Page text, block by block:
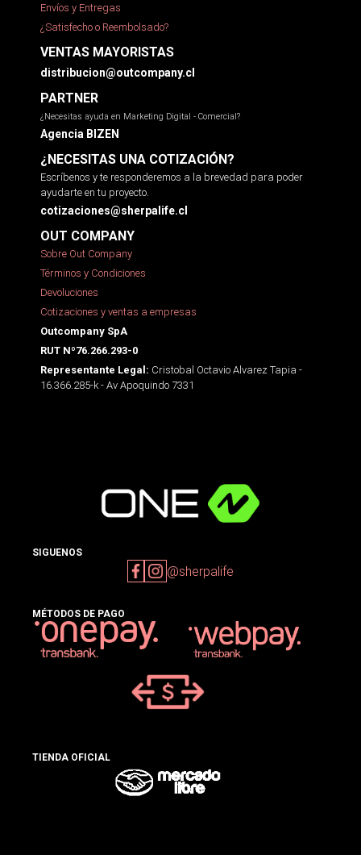
Envíos y Entregas
¿Satisfecho o Reembolsado?
VENTAS MAYORISTAS
distribucion@outcompany.cl
PARTNER
¿Necesitas ayuda en Marketing Digital - Comercial?
Agencia BIZEN
¿NECESITAS UNA COTIZACIÓN?
Escríbenos y te responderemos a la brevedad para poder
ayudarte en tu proyecto.
cotizaciones@sherpalife.cl
OUT COMPANY
Sobre Out Company
Términos y Condiciones
Devoluciones
Cotizaciones y ventas a empresas
Outcompany SpA
RUT Nº76.266.293-0
Representante Legal: Cristobal Octavio Alvarez Tapia -
16.366.285-k - Av Apoquindo 7331
SIGUENOS
@sherpalife
MÉTODOS DE PAGO
TIENDA OFICIAL